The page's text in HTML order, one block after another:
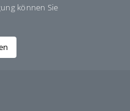
Jutta-Sucker
können Sie